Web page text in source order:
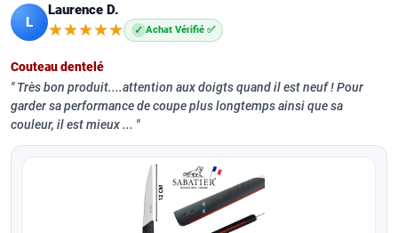
L
Laurence D.
★★★★★
★★★★★ ✓ Achat Vérifié ✅
Couteau dentelé
Très bon produit....attention aux doigts quand il est neuf ! Pour
garder sa performance de coupe plus longtemps ainsi que sa
couleur, il est mieux ...